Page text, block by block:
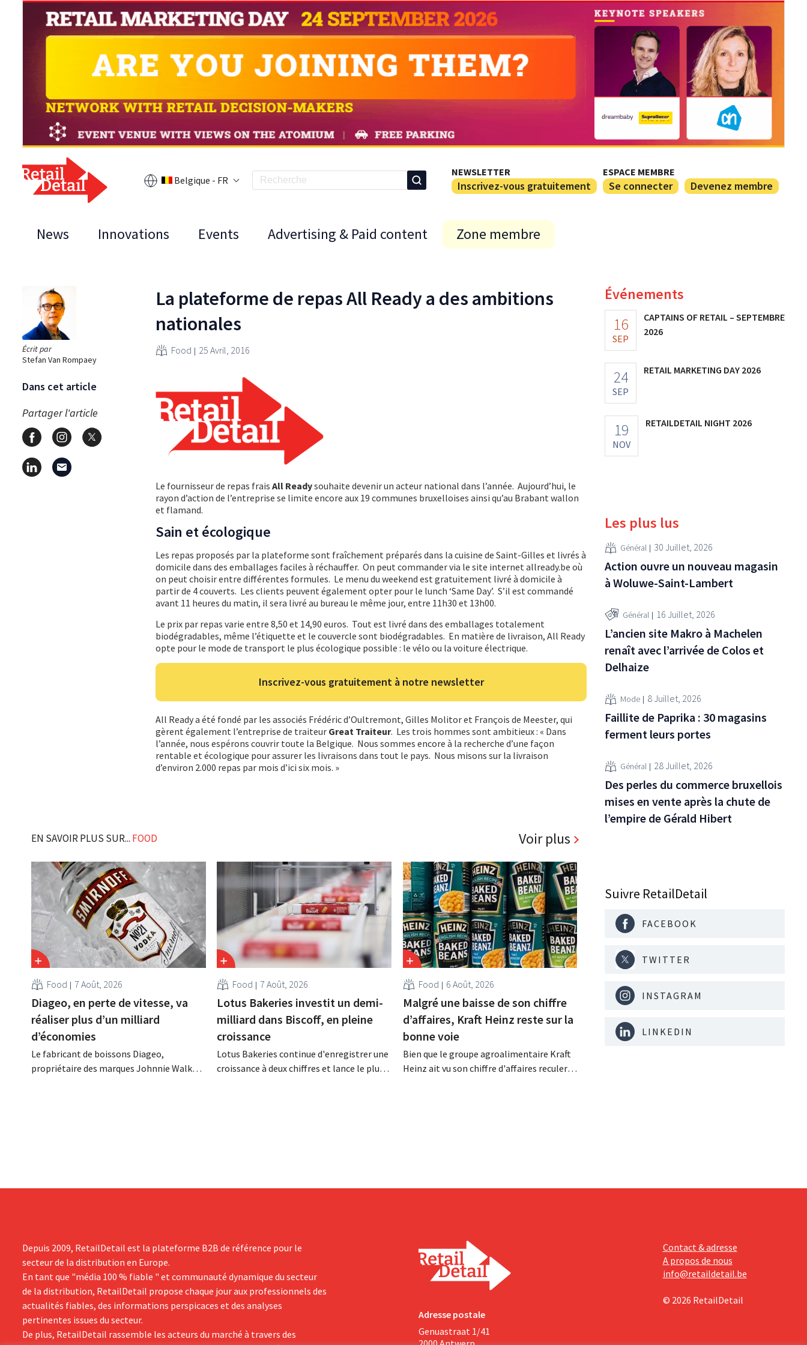
Belgique - FR
NEWSLETTER
Inscrivez-vous gratuitement
ESPACE MEMBRE
Se connecter Devenez membre
News Innovations Events Advertising & Paid content Zone membre
Écrit par
Stefan Van Rompaey
Dans cet article
Partager l'article
La plateforme de repas All Ready a des ambitions
nationales
Food 25 Avril, 2016
Le fournisseur de repas frais All Readysouhaite devenir un acteur national dans l’année. Aujourd’hui, le
rayon d’action de l’entreprise se limite encore aux 19 communes bruxelloises ainsi qu’au Brabant wallon
et flamand.
Sain et écologique
Les repas proposés par la plateforme sont fraîchement préparés dans la cuisine de Saint-Gilles et livrés à
domicile dans des emballages faciles à réchauffer. On peut commander via le site internet allready.be où
on peut choisir entre différentes formules. Le menu du weekend est gratuitement livré à domicile à
partir de 4 couverts. Les clients peuvent également opter pour le lunch ‘Same Day’. S’il est commandé
avant 11 heures du matin, il sera livré au bureau le même jour, entre 11h30 et 13h00.
Le prix par repas varie entre 8,50 et 14,90 euros. Tout est livré dans des emballages totalement
biodégradables, même l’étiquette et le couvercle sont biodégradables. En matière de livraison, All Ready
opte pour le mode de transport le plus écologique possible : le vélo ou la voiture électrique.
Inscrivez-vous gratuitement à notre newsletter
All Ready a été fondé par les associés Frédéric d’Oultremont, Gilles Molitor et François de Meester, qui
gèrent également l’entreprise de traiteur Great Traiteur. Les trois hommes sont ambitieux : « Dans
l’année, nous espérons couvrir toute la Belgique. Nous sommes encore à la recherche d’une façon
rentable et écologique pour assurer les livraisons dans tout le pays. Nous misons sur la livraison
d’environ 2.000 repas par mois d’ici six mois. »
EN SAVOIR PLUS SUR... FOOD Voir plus
Food 7 Août, 2026
Diageo, en perte de vitesse, va
réaliser plus d’un milliard
d’économies
Le fabricant de boissons Diageo,
propriétaire des marques Johnnie Walker,
Food 7 Août, 2026
Lotus Bakeries investit un demi-
milliard dans Biscoff, en pleine
croissance
Lotus Bakeries continue d'enregistrer une
croissance à deux chiffres et lance le plus
Food 6 Août, 2026
Malgré une baisse de son chiffre
d’affaires, Kraft Heinz reste sur la
bonne voie
Bien que le groupe agroalimentaire Kraft
Heinz ait vu son chiffre d'affaires reculer
Événements
16
SEP
CAPTAINS OF RETAIL – SEPTEMBRE
2026
24
SEP
RETAIL MARKETING DAY 2026
19
NOV
RETAILDETAIL NIGHT 2026
Les plus lus
Général 30 Juillet, 2026
Action ouvre un nouveau magasin
à Woluwe-Saint-Lambert
Général 16 Juillet, 2026
L’ancien site Makro à Machelen
renaît avec l’arrivée de Colos et
Delhaize
Mode 8 Juillet, 2026
Faillite de Paprika : 30 magasins
ferment leurs portes
Général 28 Juillet, 2026
Des perles du commerce bruxellois
mises en vente après la chute de
l’empire de Gérald Hibert
Suivre RetailDetail
FACEBOOK
TWITTER
INSTAGRAM
LINKEDIN
Depuis 2009, RetailDetail est la plateforme B2B de référence pour le
secteur de la distribution en Europe.
En tant que "média 100 % fiable " et communauté dynamique du secteur
de la distribution, RetailDetail propose chaque jour aux professionnels des
actualités fiables, des informations perspicaces et des analyses
pertinentes issues du secteur.
De plus, RetailDetail rassemble les acteurs du marché à travers des
Adresse postale
Genuastraat 1/41
Contact & adresse
A propos de nous
info@retaildetail.be
© 2026 RetailDetail